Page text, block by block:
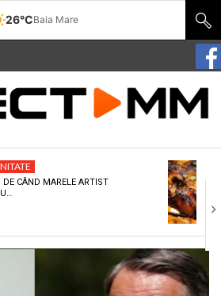
26°CBaia Mare
DE CÂND MARELE ARTIST